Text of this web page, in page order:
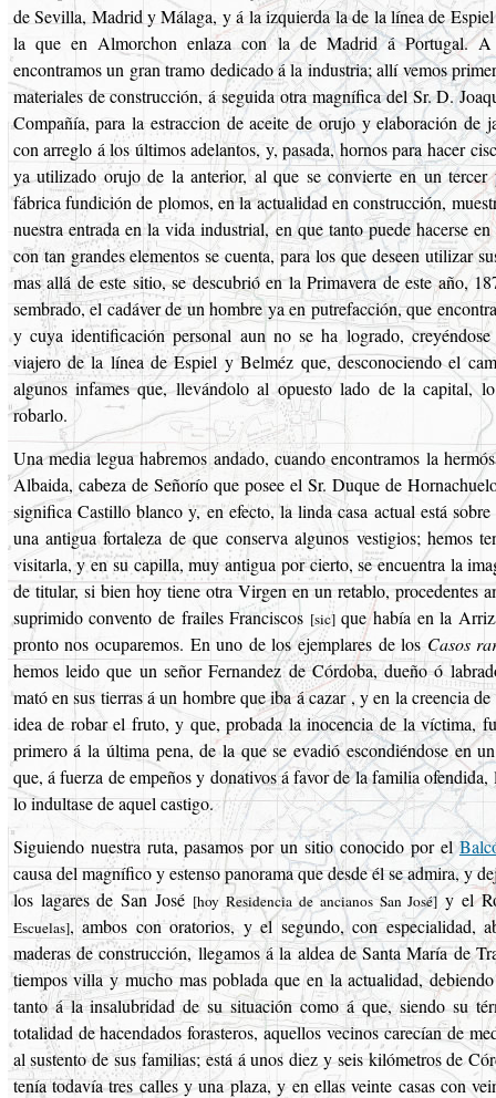
de Sevilla, Madrid y Málaga, y á la izquierda la de la línea de
la que en Almorchon enlaza con la de Madrid á Portugal. A
encontramos un gran tramo dedicado á la industria; allí vemos
materiales de construcción, á seguida otra magnífica del Sr. D.
Compañía, para la estraccion de aceite de orujo y elaboración de
con arreglo á los últimos adelantos, y, pasada, hornos para hacer
ya utilizado orujo de la anterior, al que se convierte en un tercer
fábrica fundición de plomos, en la actualidad en construcción,
nuestra entrada en la vida industrial, en que tanto puede hacerse
con tan grandes elementos se cuenta, para los que deseen utilizar
mas allá de este sitio, se descubrió en la Primavera de este año,
sembrado, el cadáver de un hombre ya en putrefacción, que
y cuya identificación personal aun no se ha logrado,
viajero de la línea de Espiel y Belméz que, desconociendo el
algunos infames que, llevándolo al opuesto lado de la capital,
robarlo.
Una media legua habremos andado, cuando encontramos la
Albaida, cabeza de Señorío que posee el Sr. Duque de
significa Castillo blanco y, en efecto, la linda casa actual está
una antigua fortaleza de que conserva algunos vestigios; hemos
visitarla, y en su capilla, muy antigua por cierto, se encuentra la
de titular, si bien hoy tiene otra Virgen en un retablo, procedentes
suprimido convento de frailes Franciscos [sic]que había en la
pronto nos ocuparemos. En uno de los ejemplares de los Casos
hemos leido que un señor Fernandez de Córdoba, dueño ó
mató en sus tierras á un hombre que iba á cazar , y en la creencia
idea de robar el fruto, y que, probada la inocencia de la víctima,
primero á la última pena, de la que se evadió escondiéndose en
que, á fuerza de empeños y donativos á favor de la familia
lo indultase de aquel castigo.
Siguiendo nuestra ruta, pasamos por un sitio conocido por el
causa del magnífico y estenso panorama que desde él se admira, y
los lagares de San José [hoy Residencia de ancianos San José]y el
Escuelas], ambos con oratorios, y el segundo, con especialidad,
maderas de construcción, llegamos á la aldea de Santa María de
tiempos villa y mucho mas poblada que en la actualidad,
tanto á la insalubridad de su situación como á que, siendo su
totalidad de hacendados forasteros, aquellos vecinos carecían de
al sustento de sus familias; está á unos diez y seis kilómetros de
tenía todavía tres calles y una plaza, y en ellas veinte casas con